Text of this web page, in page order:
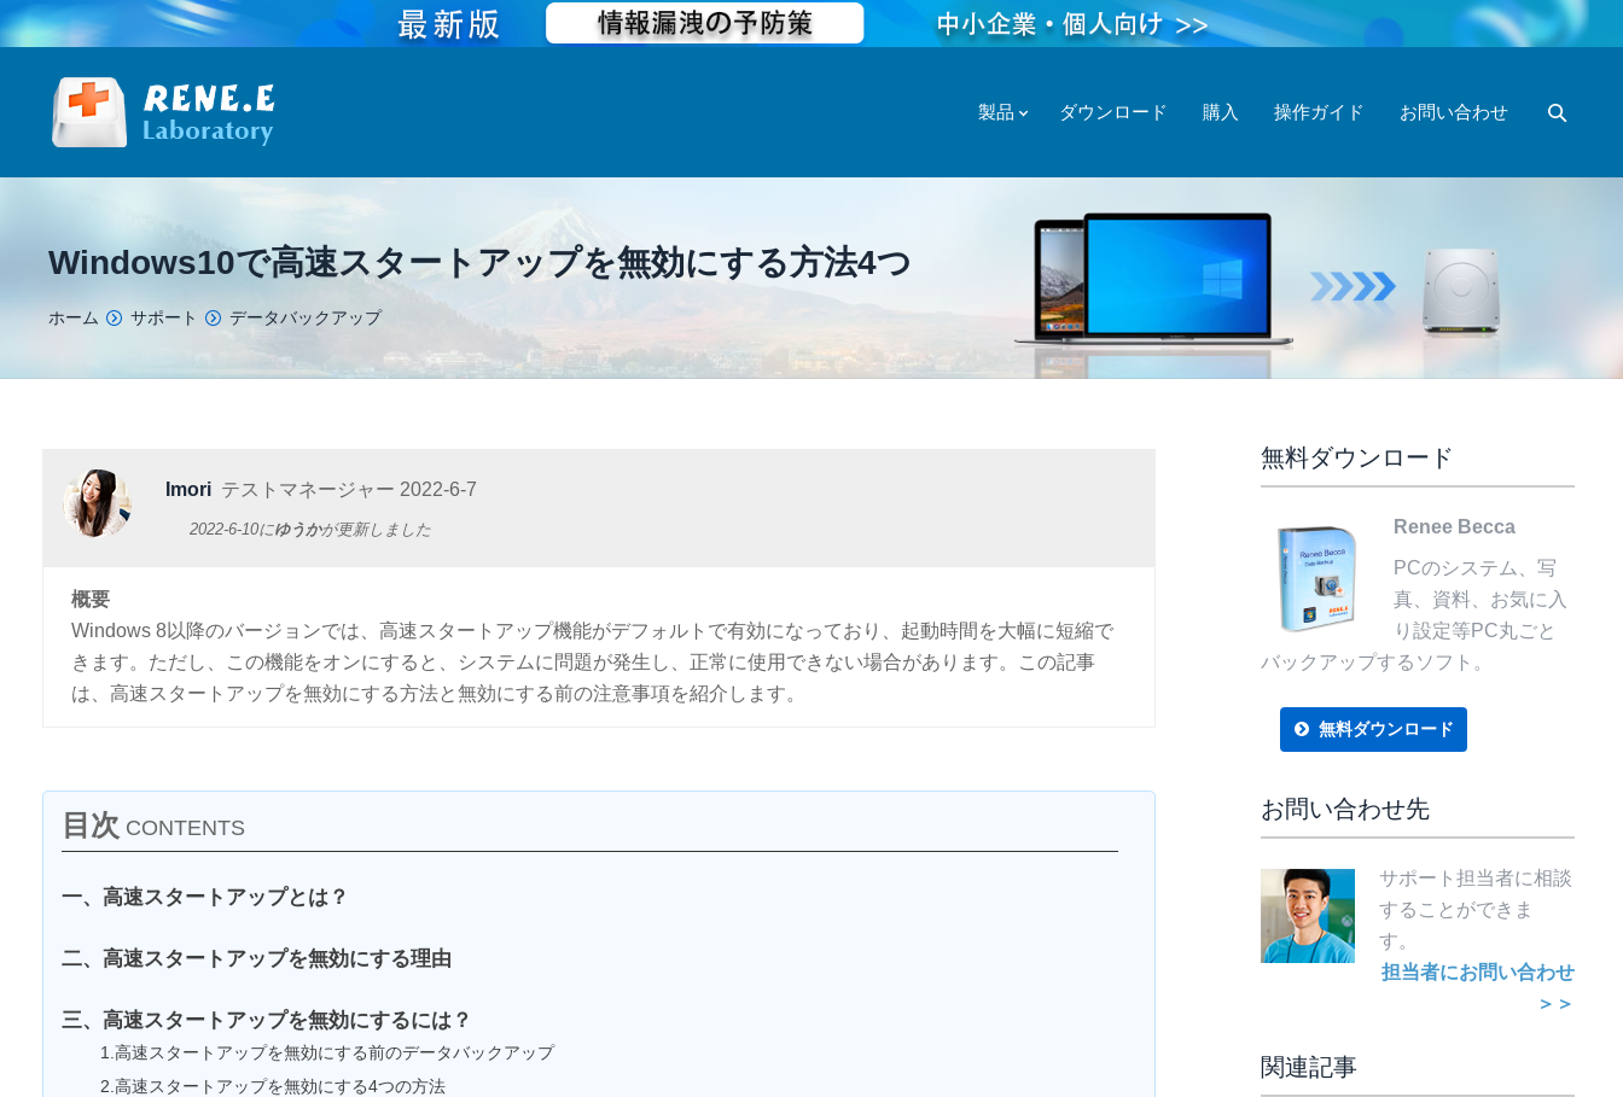
製品 ダウンロード 購入 操作ガイド お問い合わせ
Windows10で高速スタートアップを無効にする方法4つ
You are here:
ホーム サポート データバックアップ
Imori テストマネージャー 2022-6-7
2022-6-10にゆうかが更新しました
概要
Windows 8以降のバージョンでは、高速スタートアップ機能がデフォルトで有効になっており、起動時間を大幅に短縮で
きます。ただし、この機能をオンにすると、システムに問題が発生し、正常に使用できない場合があります。この記事
は、高速スタートアップを無効にする方法と無効にする前の注意事項を紹介します。
目次 CONTENTS
一、高速スタートアップとは？
二、高速スタートアップを無効にする理由
三、高速スタートアップを無効にするには？
1.高速スタートアップを無効にする前のデータバックアップ
2.高速スタートアップを無効にする4つの方法
無料ダウンロード
Renee Becca
PCのシステム、写
真、資料、お気に入
り設定等PC丸ごと
バックアップするソフト。
無料ダウンロード
お問い合わせ先
サポート担当者に相談
することができま
す。
担当者にお問い合わせ
＞＞
関連記事